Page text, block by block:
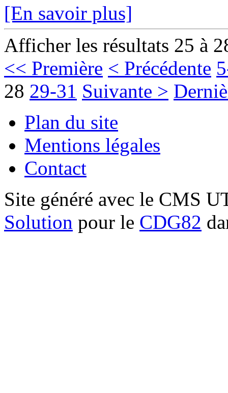
[En savoir plus]
Afficher les résultats 25 à
<< Première < Précédente
28 29-31 Suivante >
Plan du site
Mentions légales
Contact
Site généré avec le CMS
Solution pour le CDG82